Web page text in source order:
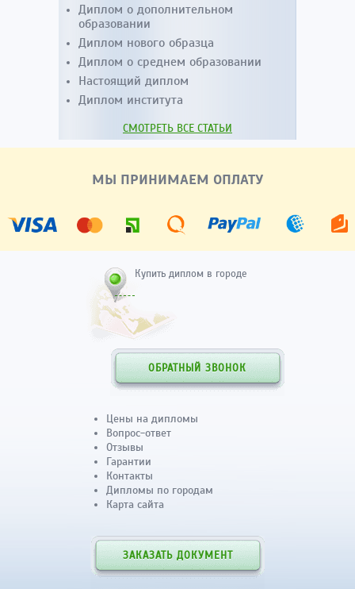
Диплом о дополнительном
образовании
Диплом нового образца
Диплом о среднем образовании
Настоящий диплом
Диплом института
СМОТРЕТЬ ВСЕ СТАТЬИ
МЫ ПРИНИМАЕМ ОПЛАТУ
Купить диплом в городе
ОБРАТНЫЙ ЗВОНОК
Цены на дипломы
Вопрос-ответ
Отзывы
Гарантии
Контакты
Дипломы по городам
Карта сайта
ЗАКАЗАТЬ ДОКУМЕНТ